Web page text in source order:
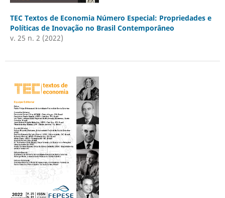
TEC Textos de Economia Número Especial: Propriedades e
Políticas de Inovação no Brasil Contemporâneo
v. 25 n. 2 (2022)